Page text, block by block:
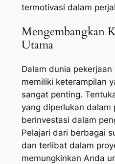
termotivasi dalam
Mengembangkan
Utama
Dalam dunia
memiliki keterampilan
sangat penting.
yang diperlukan dalam
berinvestasi dalam
Pelajari dari berbagai
dan terlibat dalam
memungkinkan Anda